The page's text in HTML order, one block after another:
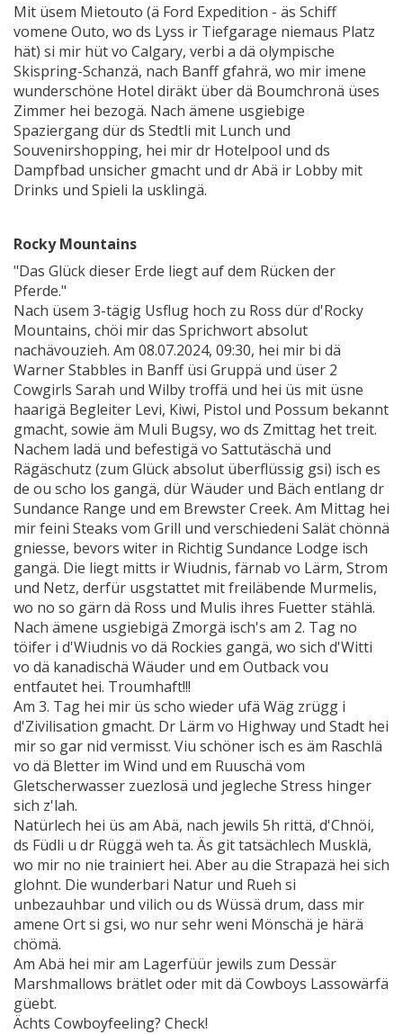
Mit üsem Mietouto (ä Ford Expedition - äs Schiff
vomene Outo, wo ds Lyss ir Tiefgarage niemaus Platz
hät) si mir hüt vo Calgary, verbi a dä olympische
Skispring-Schanzä, nach Banff gfahrä, wo mir imene
wunderschöne Hotel diräkt über dä Boumchronä üses
Zimmer hei bezogä. Nach ämene usgiebige
Spaziergang dür ds Stedtli mit Lunch und
Souvenirshopping, hei mir dr Hotelpool und ds
Dampfbad unsicher gmacht und dr Abä ir Lobby mit
Drinks und Spieli la usklingä.
Rocky Mountains
"Das Glück dieser Erde liegt auf dem Rücken der
Pferde."
Nach üsem 3-tägig Usflug hoch zu Ross dür d'Rocky
Mountains, chöi mir das Sprichwort absolut
nachävouzieh. Am 08.07.2024, 09:30, hei mir bi dä
Warner Stabbles in Banff üsi Gruppä und üser 2
Cowgirls Sarah und Wilby troffä und hei üs mit üsne
haarigä Begleiter Levi, Kiwi, Pistol und Possum bekannt
gmacht, sowie äm Muli Bugsy, wo ds Zmittag het treit.
Nachem ladä und befestigä vo Sattutäschä und
Rägäschutz (zum Glück absolut überflüssig gsi) isch es
de ou scho los gangä, dür Wäuder und Bäch entlang dr
Sundance Range und em Brewster Creek. Am Mittag hei
mir feini Steaks vom Grill und verschiedeni Salät chönnä
gniesse, bevors witer in Richtig Sundance Lodge isch
gangä. Die liegt mitts ir Wiudnis, färnab vo Lärm, Strom
und Netz, derfür usgstattet mit freiläbende Murmelis,
wo no so gärn dä Ross und Mulis ihres Fuetter stählä.
Nach ämene usgiebigä Zmorgä isch's am 2. Tag no
töifer i d'Wiudnis vo dä Rockies gangä, wo sich d'Witti
vo dä kanadischä Wäuder und em Outback vou
entfautet hei. Troumhaft!!!
Am 3. Tag hei mir üs scho wieder ufä Wäg zrügg i
d'Zivilisation gmacht. Dr Lärm vo Highway und Stadt hei
mir so gar nid vermisst. Viu schöner isch es äm Raschlä
vo dä Bletter im Wind und em Ruuschä vom
Gletscherwasser zuezlosä und jegleche Stress hinger
sich z'lah.
Natürlech hei üs am Abä, nach jewils 5h rittä, d'Chnöi,
ds Füdli u dr Rüggä weh ta. Äs git tatsächlech Musklä,
wo mir no nie trainiert hei. Aber au die Strapazä hei sich
glohnt. Die wunderbari Natur und Rueh si
unbezauhbar und vilich ou ds Wüssä drum, dass mir
amene Ort si gsi, wo nur sehr weni Mönschä je härä
chömä.
Am Abä hei mir am Lagerfüür jewils zum Dessär
Marshmallows brätlet oder mit dä Cowboys Lassowärfä
güebt.
Ächts Cowboyfeeling? Check!